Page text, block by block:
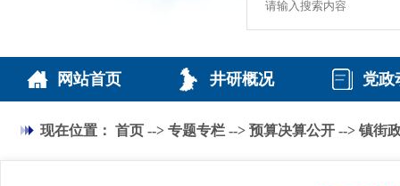
网站首页 井研概况 党政
现在位置： 首页 --> 专题专栏 --> 预算决算公开 --> 镇街